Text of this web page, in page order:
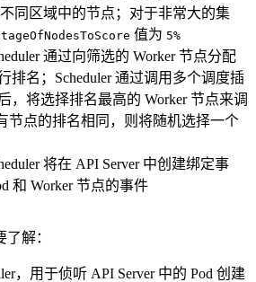
不同区域中的节点；对于非常大的集
​ 值为 5%
通过向筛选的 Worker 节点分配
排名；Scheduler 通过调用多个调度插
，将选择排名最高的 Worker 节点来调
节点的排名相同，则将随机选择一个
将在 API Server 中创建绑定事
和 Worker 节点的事件
解：
，用于侦听 API Server 中的 Pod 创建